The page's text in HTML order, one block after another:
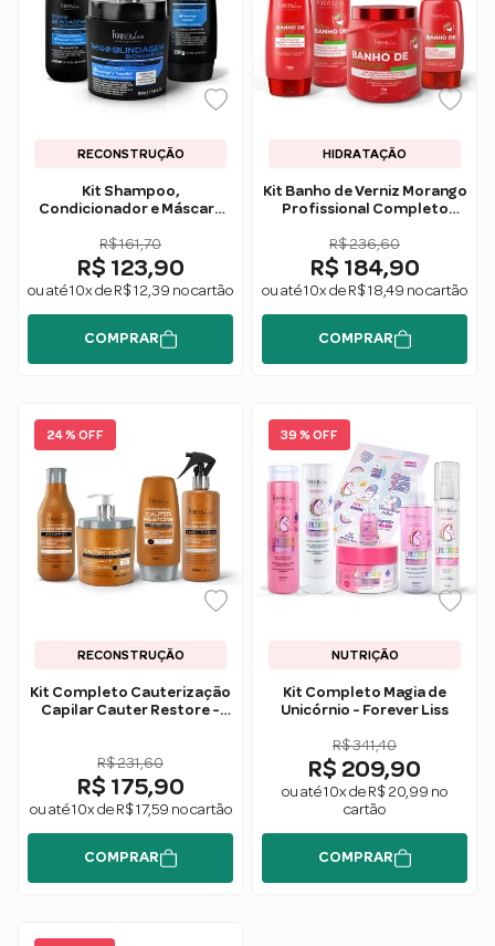
RECONSTRUÇÃO
Kit Shampoo,
Condicionador e Máscara
Liss
R$ 161,70
R$ 123,90
ou até 10x de R$ 12,39 no cartão
COMPRAR
HIDRATAÇÃO
Kit Banho de Verniz Morango
Profissional Completo
R$ 236,60
R$ 184,90
ou até 10x de R$ 18,49 no cartão
COMPRAR
24 % OFF
RECONSTRUÇÃO
Kit Completo Cauterização
Capilar Cauter Restore -
R$ 231,60
R$ 175,90
ou até 10x de R$ 17,59 no cartão
COMPRAR
39 % OFF
NUTRIÇÃO
Kit Completo Magia de
Unicórnio - Forever Liss
R$ 341,40
R$ 209,90
ou até 10x de R$ 20,99 no
cartão
COMPRAR